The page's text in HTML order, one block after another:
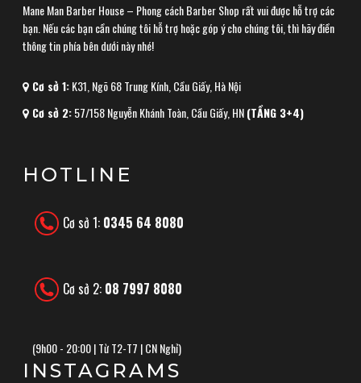
Mane Man Barber House – Phong cách Barber Shop rất vui được hỗ trợ các
bạn. Nếu các bạn cần chúng tôi hỗ trợ hoặc góp ý cho chúng tôi, thì hãy điền
thông tin phía bên dưới này nhé!
Cơ sở 1:K31, Ngõ 68 Trung Kính, Cầu Giấy, Hà Nội
Cơ sở 2:57/158 Nguyễn Khánh Toàn, Cầu Giấy, HN(TẦNG 3+4)
HOTLINE
Cơ sở 1: 0345 64 8080
Cơ sở 2: 08 7997 8080
(9h00 - 20:00 | Từ T2-T7 | CN Nghỉ)
INSTAGRAMS